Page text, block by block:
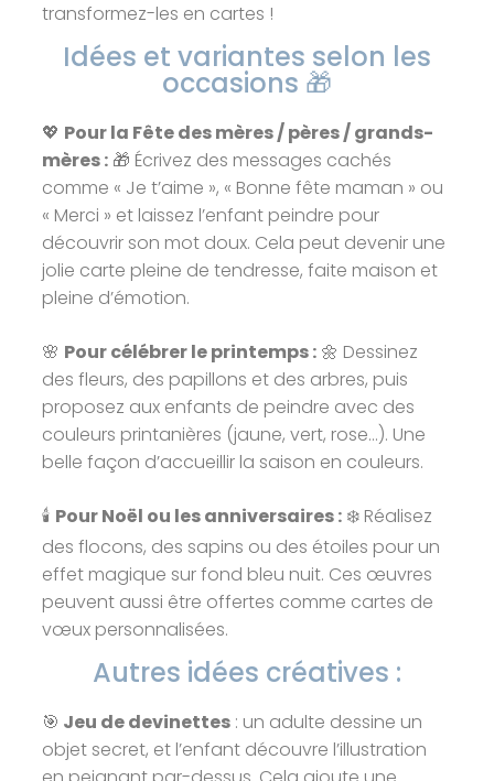
transformez-les en cartes !
Idées et variantes selon les
occasions 🎁
💖 Pour la Fête des mères / pères / grands-
mères :🎁 Écrivez des messages cachés
comme « Je t’aime », « Bonne fête maman » ou
« Merci » et laissez l’enfant peindre pour
découvrir son mot doux. Cela peut devenir une
jolie carte pleine de tendresse, faite maison et
pleine d’émotion.
🌸 Pour célébrer le printemps :🌼 Dessinez
des fleurs, des papillons et des arbres, puis
proposez aux enfants de peindre avec des
couleurs printanières (jaune, vert, rose…). Une
belle façon d’accueillir la saison en couleurs.
🕯️ Pour Noël ou les anniversaires :❄️ Réalisez
des flocons, des sapins ou des étoiles pour un
effet magique sur fond bleu nuit. Ces œuvres
peuvent aussi être offertes comme cartes de
vœux personnalisées.
Autres idées créatives :
🎯 Jeu de devinettes: un adulte dessine un
objet secret, et l’enfant découvre l’illustration